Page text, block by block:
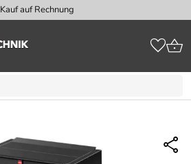
Kauf auf Rechnung